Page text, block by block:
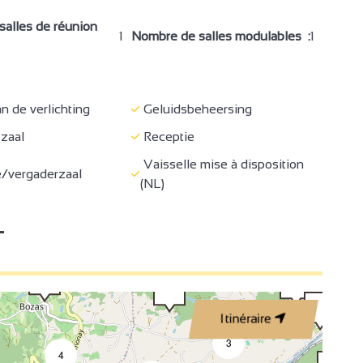
Verhuur lakens
Stofzuiger
Televisie
(privé)
Italiaanse douche
de réunion
1 Nombre de salles modulables :1
de verlichting
Geluidsbeheersing
Receptie
vergaderzaal
Vaisselle mise à disposition
(NL)
Itinéraire
4
3